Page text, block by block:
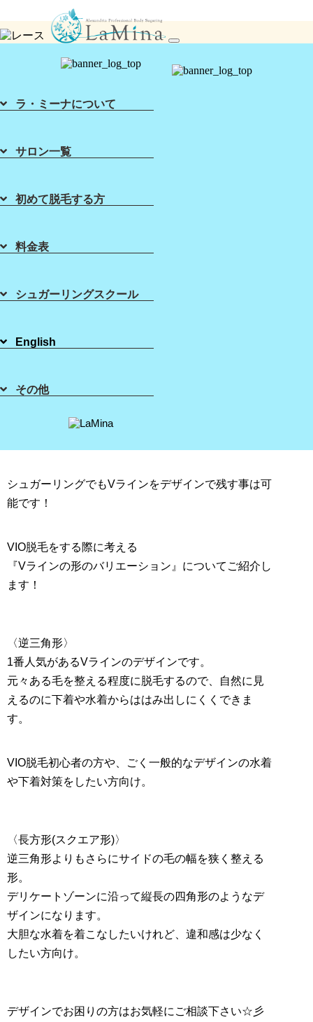
toggle
ラ・ミーナについて
サロン一覧
初めて脱毛する方
料金表
シュガーリングスクール
English
その他
シュガーリング脱毛ならLa Mina（ラミーナ）へ！渋谷・六本木・新宿・宇都宮・札幌
ホーム 初めて脱毛する方
シュガーリングスクール
リング脱毛LaMina札幌店☆
シュガーリングでもVラインをデザインで残す事は可
能です！
VIO脱毛をする際に考える
『Vラインの形のバリエーション』についてご紹介し
ます！
〈逆三角形〉
1番人気があるVラインのデザインです。
元々ある毛を整える程度に脱毛するので、自然に見
えるのに下着や水着からははみ出しにくくできま
す。
VIO脱毛初心者の方や、ごく一般的なデザインの水着
や下着対策をしたい方向け。
〈長方形(スクエア形)〉
逆三角形よりもさらにサイドの毛の幅を狭く整える
形。
デリケートゾーンに沿って縦長の四角形のようなデ
ザインになります。
大胆な水着を着こなしたいけれど、違和感は少なく
したい方向け。
デザインでお困りの方はお気軽にご相談下さい☆彡